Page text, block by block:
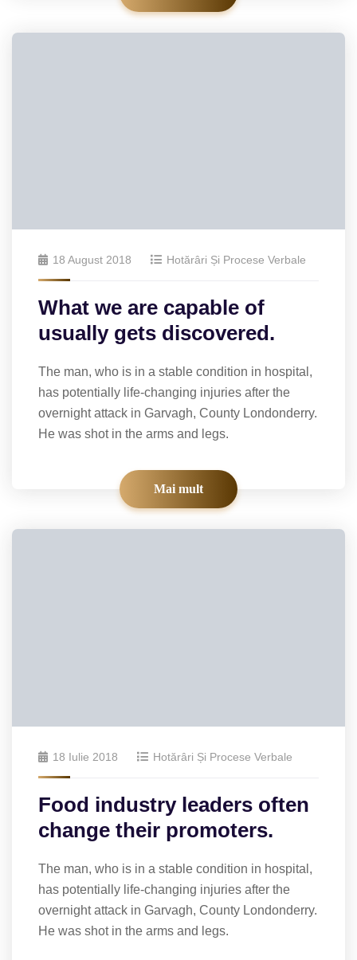
18 August 2018 Hotărâri Și Procese Verbale
What we are capable of
usually gets discovered.
The man, who is in a stable condition in hospital,
has potentially life-changing injuries after the
overnight attack in Garvagh, County Londonderry.
He was shot in the arms and legs.
Mai mult
18 Iulie 2018 Hotărâri Și Procese Verbale
Food industry leaders often
change their promoters.
The man, who is in a stable condition in hospital,
has potentially life-changing injuries after the
overnight attack in Garvagh, County Londonderry.
He was shot in the arms and legs.